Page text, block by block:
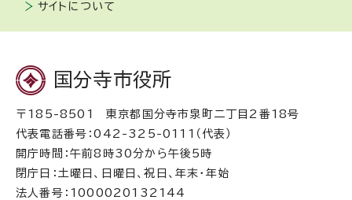
サイトについて
国分寺市役所
〒185-8501 東京都国分寺市泉町二丁目2番18号
代表電話番号：042-325-0111（代表）
開庁時間：午前8時30分から午後5時
閉庁日：土曜日、日曜日、祝日、年末・年始
法人番号：1000020132144